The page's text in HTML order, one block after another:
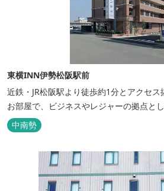
東横INN伊勢松阪駅前
近鉄・JR松阪駅より徒歩約1分とアクセ
お部屋で、ビジネスやレジャーの拠点と
中南勢